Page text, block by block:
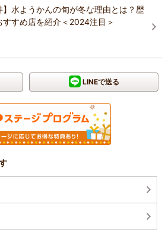
】水ようかんの旬が冬な理由とは？歴
すすめ店を紹介＜2024注目＞
LINEで送る